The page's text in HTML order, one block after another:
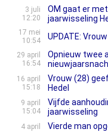
3 juli
12:20
OM gaat er
jaarwisseling
17 mei
10:54
UPDATE:
29 april
16:54
Opnieuw twee
16 april
15:18
Vrouw (28)
Hedel
9 april
15:04
Vijfde
jaarwisseling
4 april
Vierde man